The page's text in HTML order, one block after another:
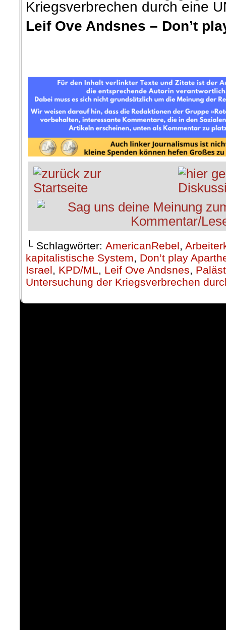
Kriegsverbrechen durch eine
Leif Ove Andsnes – Don’t
└ Schlagwörter: AmericanRebel,
kapitalistische System, Don’t play
Israel, KPD/ML, Leif Ove Andsnes,
Untersuchung der Kriegsverbrechen